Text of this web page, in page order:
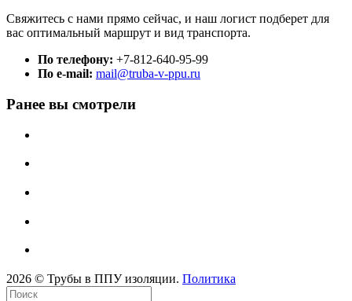
Свяжитесь с нами прямо сейчас, и наш логист подберет для
вас оптимальный маршрут и вид транспорта.
По телефону: +7-812-640-95-99
По e-mail: mail@truba-v-ppu.ru
Ранее вы смотрели
2026 © Трубы в ППУ изоляции. Политика